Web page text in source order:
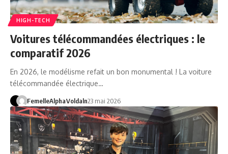
HIGH-TECH
Voitures télécommandées électriques : le
comparatif 2026
En 2026, le modélisme refait un bon monumental ! La voiture
télécommandée électrique…
FemelleAlphaVoldaln23 mai 2026